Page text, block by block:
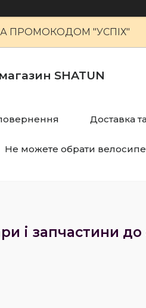
ПРОМОКОДОМ "УСПІХ"
SHATUN
Доставка
Не можете обрати
і запчастини до